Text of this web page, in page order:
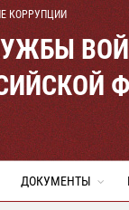
КОРРУПЦИИ
ДОКУМЕНТЫ